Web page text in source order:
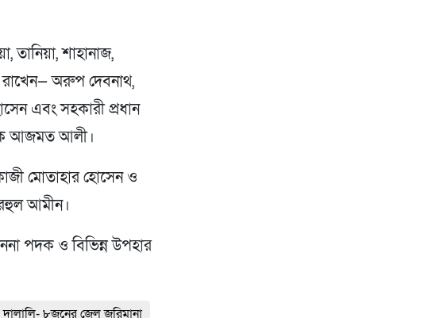
তানিয়া, শাহানাজ,
রাখেন— অরুপ দেবনাথ,
এবং সহকারী প্রধান
আজমত আলী।
মোতাহার হোসেন ও
আমীন।
পদক ও বিভিন্ন উপহার
৮জনের জেল জরিমানা